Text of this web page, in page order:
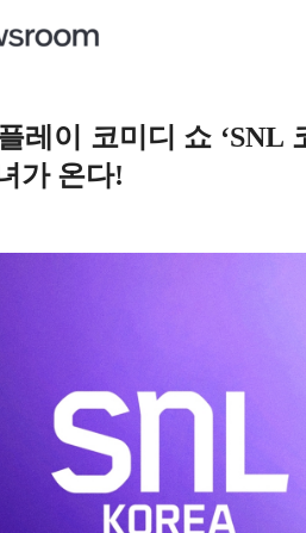
레이 코미디 쇼 ‘SNL
가 온다!